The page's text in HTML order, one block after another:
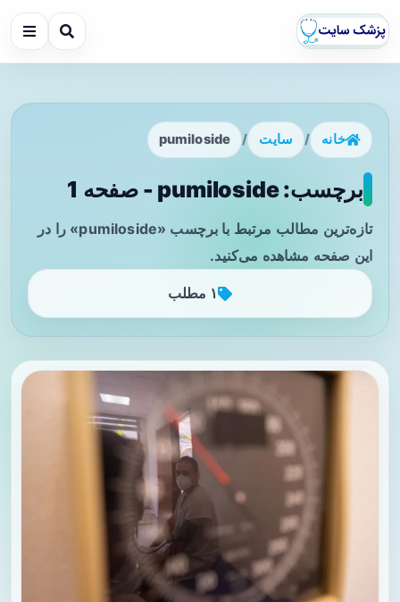
خانه / سایت /
pumiloside
برچسب: pumiloside - صفحه 1
تازه‌ترین مطالب مرتبط با برچسب «pumiloside» را در
این صفحه مشاهده می‌کنید.
۱ مطلب